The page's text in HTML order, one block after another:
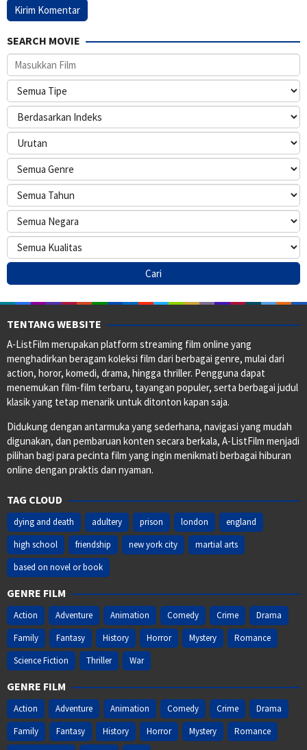
SEARCH MOVIE
TENTANG WEBSITE
A-ListFilm merupakan platform streaming film online yang
menghadirkan beragam koleksi film dari berbagai genre, mulai dari
action, horor, komedi, drama, hingga thriller. Pengguna dapat
menemukan film-film terbaru, tayangan populer, serta berbagai judul
klasik yang tetap menarik untuk ditonton kapan saja.
Didukung dengan antarmuka yang sederhana, navigasi yang mudah
digunakan, dan pembaruan konten secara berkala, A-ListFilm menjadi
pilihan bagi para pecinta film yang ingin menikmati berbagai hiburan
online dengan praktis dan nyaman.
TAG CLOUD
dying and death adultery prison london
england
high school
friendship new york city
martial arts
based on novel or book
GENRE FILM
Action Adventure Animation Comedy Crime
Drama
Family
Fantasy History Horror Mystery
Romance
Science Fiction
Thriller War
GENRE FILM
Action Adventure Animation Comedy Crime
Drama
Family
Fantasy History Horror Mystery
Romance